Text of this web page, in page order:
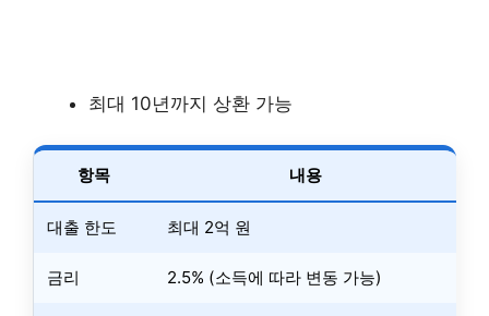
최대 10년까지 상환 가능
항목 내용
대출 한도 최대 2억 원
금리 2.5% (소득에 따라 변동 가능)